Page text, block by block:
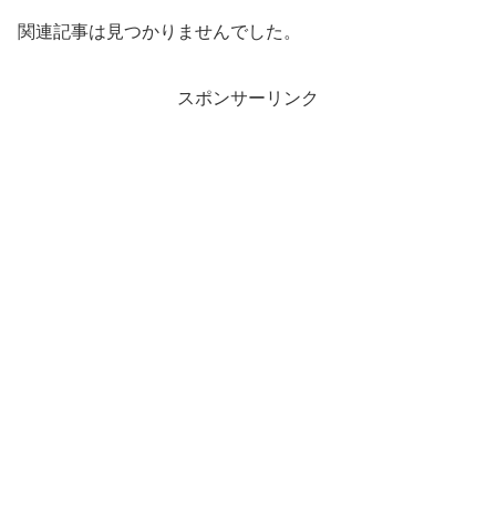
関連記事は見つかりませんでした。
スポンサーリンク